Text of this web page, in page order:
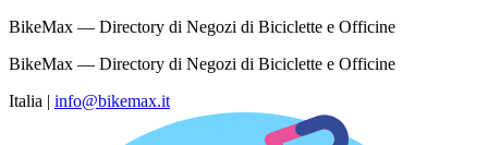
BikeMax — Directory di Negozi di Biciclette e Officine
BikeMax — Directory di Negozi di Biciclette e Officine
Italia | info@bikemax.it